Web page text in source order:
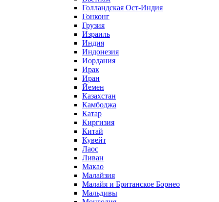
Голландская Ост-Индия
Гонконг
Грузия
Израиль
Индия
Индонезия
Иордания
Ирак
Иран
Йемен
Казахстан
Камбоджа
Катар
Киргизия
Китай
Кувейт
Лаос
Ливан
Макао
Малайзия
Малайя и Британское Борнео
Мальдивы